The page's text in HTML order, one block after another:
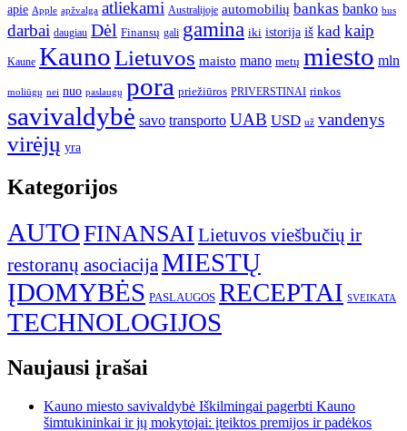
apie Apple apžvalga atliekami Australijoje automobilių bankas banko bus
darbai daugiau Dėl Finansų gali gamina iki istorija iš kad kaip
Kaune KaunoLietuvos maisto mano metų miesto mln
moliūgų nei nuo paslaugų pora priežiūros PRIVERSTINAI rinkos
savivaldybė savo transporto UAB USD už vandenys
virėjų yra
Kategorijos
AUTOFINANSAI Lietuvos viešbučių ir
restoranų asociacijaMIESTŲ
ĮDOMYBĖS PASLAUGOS RECEPTAI SVEIKATA
TECHNOLOGIJOS
Naujausi įrašai
Kauno miesto savivaldybė Iškilmingai pagerbti Kauno
šimtukininkai ir jų mokytojai: įteiktos premijos ir padėkos